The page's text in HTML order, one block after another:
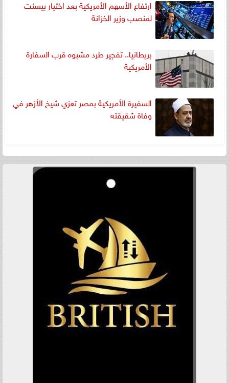
ارتفاع الأسهم الأمريكية بعد اختيار بيسنت
لمنصب وزير الخزانة
بريطانيا.. تفجير طرد مشبوه قرب السفارة
الأمريكية
السفيرة الأمريكية بمصر تعزي شيخ الأزهر في
وفاة شقيقته